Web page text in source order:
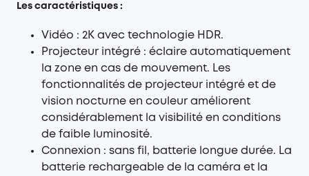
Les caractéristiques :
Vidéo : 2K avec technologie HDR.
Projecteur intégré : éclaire automatiquement
la zone en cas de mouvement. Les
fonctionnalités de projecteur intégré et de
vision nocturne en couleur améliorent
considérablement la visibilité en conditions
de faible luminosité.
Connexion : sans fil, batterie longue durée. La
batterie rechargeable de la caméra et la